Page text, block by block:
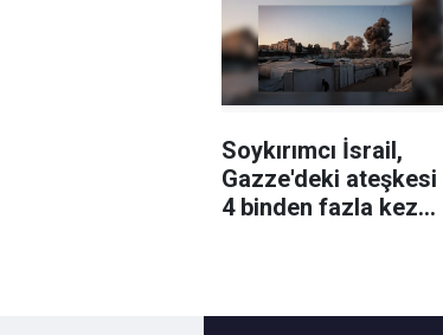
Soykırımcı İsrail,
Gazze'deki ateşkesi
4 binden fazla kez